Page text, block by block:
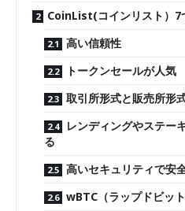
CoinList(コインリスト）7
高い信頼性
トークンセールが人気
取引所形式と販売所形
レンディングやステー
る
高いセキュリティで安
wBTC（ラップドビッ